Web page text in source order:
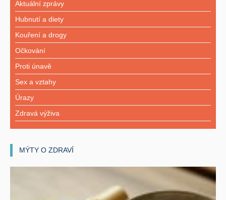
Aktuální zprávy
Hubnutí a diety
Kouření a drogy
Očkování
Proti únavě
Sex a vztahy
Úrazy
Zdravá výživa
MÝTY O ZDRAVÍ